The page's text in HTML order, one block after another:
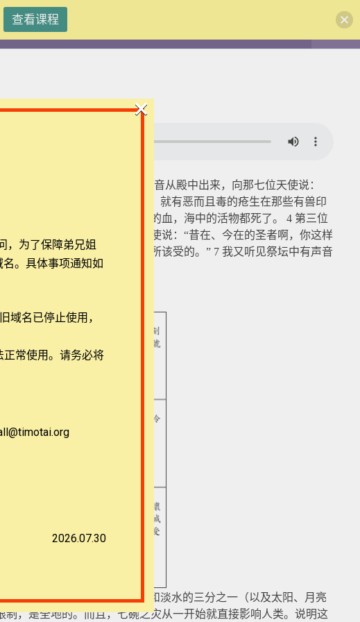
示录16:1-7，1 我听见有大声音从殿中出来，向那七位天使说：
位天使便去，把碗倒在地上，就有恶而且毒的疮生在那些有兽印
海里，海就变成血，好象死人的血，海中的活物都死了。 4 第三位
血了。 5 我听见掌管众水的天使说：“昔在、今在的圣者啊，你这样
在你给他们血喝，这是他们所该受的。” 7 我又听见祭坛中有声音
诚哉！”
范围不再是影响地上、海水和淡水的三分之一（以及太阳、月亮
，是全地的。而且，七碗之灾从一开始就直接影响人类。说明这
团体报名及课程定制咨询：ezrahall@timotai.org
为了保障弟兄姐
。具体事项通知如
域名已停止使用，
正常使用。请务必将
2026.07.30
×
查看课程